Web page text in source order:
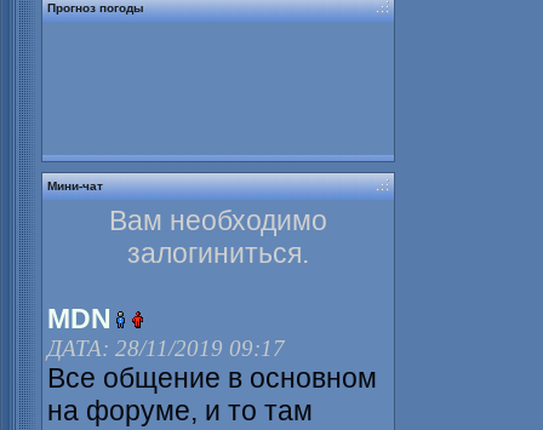
Прогноз погоды
Мини-чат
Вам необходимо
залогиниться.
MDN
ДАТА: 28/11/2019 09:17
Все общение в основном
на форуме, и то там